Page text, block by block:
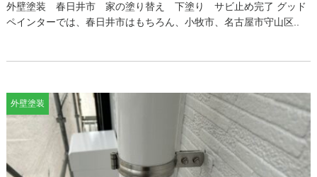
外壁塗装 春日井市 家の塗り替え 下塗り サビ止め完了 グッド
ペインターでは、春日井市はもちろん、小牧市、名古屋市守山区..
外壁塗装